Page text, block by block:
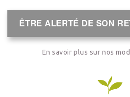
ÊTRE ALERTÉ DE SON
En savoir plus sur nos